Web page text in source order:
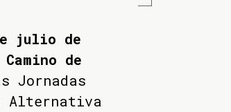
julio de
de
Jornadas
Alternativa